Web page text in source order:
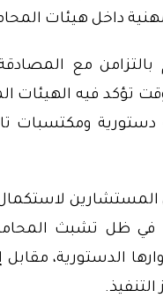
داخل هيئات
مع
تؤكد فيه الهيئات
دستورية ومكتسبات
لاستكمال
ظل تشبث
الدستورية، مقابل